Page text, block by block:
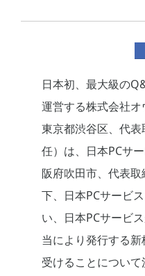
日本初、最大級の
運営する株式会社オ
東京都渋谷区、代
任）は、日本PCサ
阪府吹田市、代表
下、日本PCサービ
い、日本PCサービ
当により発行する
受けることについ